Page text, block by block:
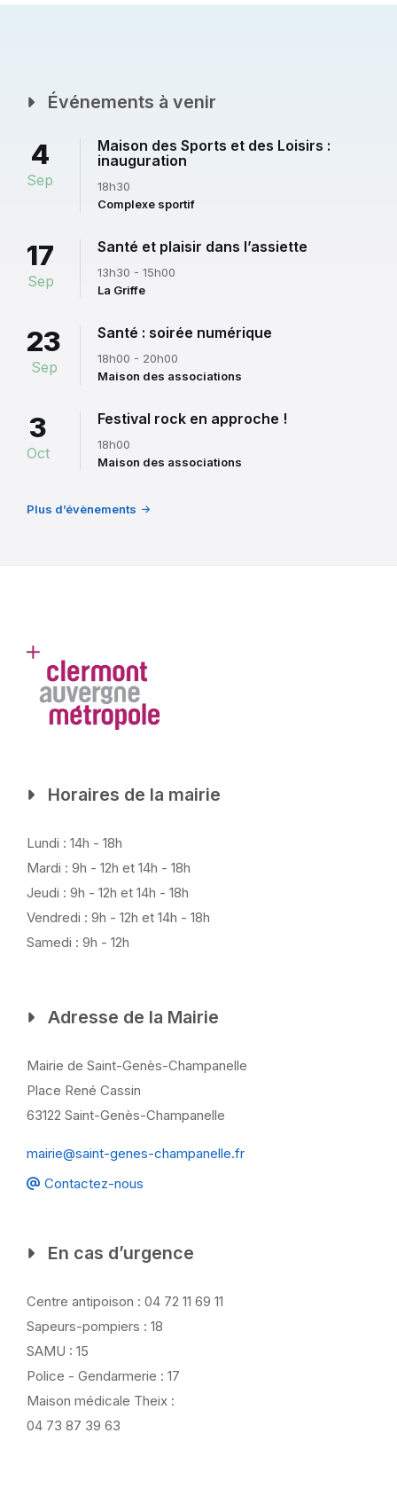
Événements à venir
4
Sep
Maison des Sports et des Loisirs :
inauguration
18h30
Complexe sportif
17
Sep
Santé et plaisir dans l’assiette
13h30 - 15h00
La Griffe
23
Sep
Santé : soirée numérique
18h00 - 20h00
Maison des associations
3
Oct
Festival rock en approche !
18h00
Maison des associations
Plus d’évènements
Horaires de la mairie
Lundi : 14h - 18h
Mardi : 9h - 12h et 14h - 18h
Jeudi : 9h - 12h et 14h - 18h
Vendredi : 9h - 12h et 14h - 18h
Samedi : 9h - 12h
Adresse de la Mairie
Mairie de Saint-Genès-Champanelle
Place René Cassin
63122 Saint-Genès-Champanelle
mairie@saint-genes-champanelle.fr
Contactez-nous
En cas d’urgence
Centre antipoison : 04 72 11 69 11
Sapeurs-pompiers : 18
SAMU : 15
Police - Gendarmerie : 17
Maison médicale Theix :
04 73 87 39 63